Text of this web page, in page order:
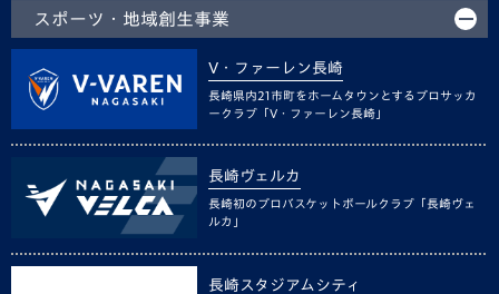
スポーツ・地域創生事業
V・ファーレン長崎
長崎県内21市町をホームタウンとするプロサッカ
ークラブ「V・ファーレン長崎」
長崎ヴェルカ
長崎初のプロバスケットボールクラブ「長崎ヴェ
ルカ」
長崎スタジアムシティ